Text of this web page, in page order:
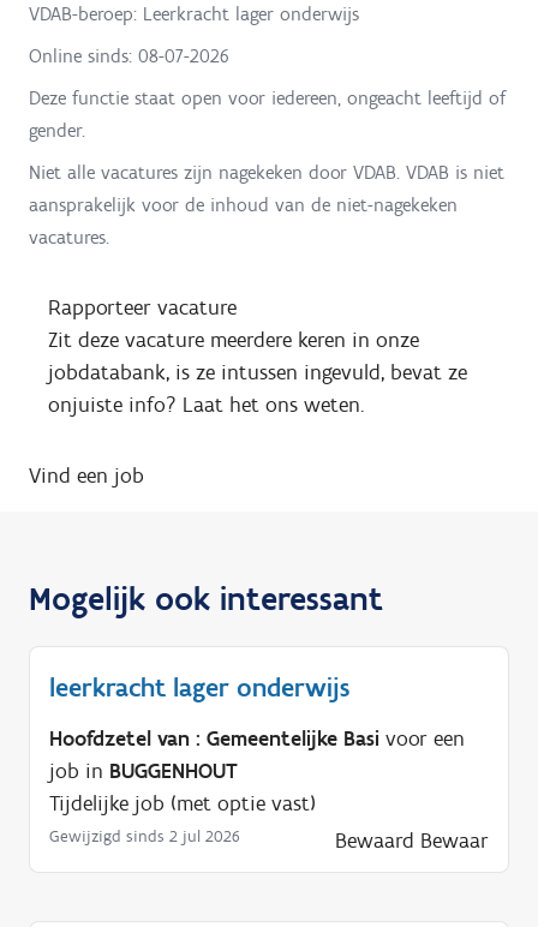
VDAB-beroep: Leerkracht lager onderwijs
Online sinds: 08-07-2026
Deze functie staat open voor iedereen, ongeacht leeftijd of
gender.
Niet alle vacatures zijn nagekeken door VDAB. VDAB is niet
aansprakelijk voor de inhoud van de niet-nagekeken
vacatures.
Rapporteer vacature
Zit deze vacature meerdere keren in onze
jobdatabank, is ze intussen ingevuld, bevat ze
onjuiste info? Laat het ons weten.
Vind een job
Mogelijk ook interessant
leerkracht lager onderwijs
Hoofdzetel van : Gemeentelijke Basi voor een
job in BUGGENHOUT
Tijdelijke job (met optie vast)
Gewijzigd sinds 2 jul 2026 Bewaard Bewaar